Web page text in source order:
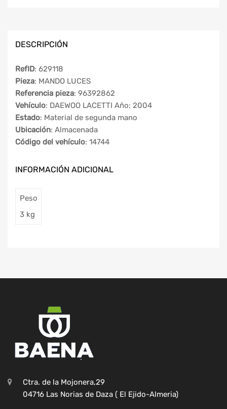
DESCRIPCIÓN
RefID: 629118
Pieza: MANDO LUCES
Referencia pieza: 96392862
Vehículo: DAEWOO LACETTI Año: 2004
Estado: Material de segunda mano
Ubicación: Almacenada
Código del vehículo: 14744
INFORMACIÓN ADICIONAL
Peso
3 kg
Ctra. de la Mojonera,29
04716 Las Norias de Daza ( El Ejido-Almeria)